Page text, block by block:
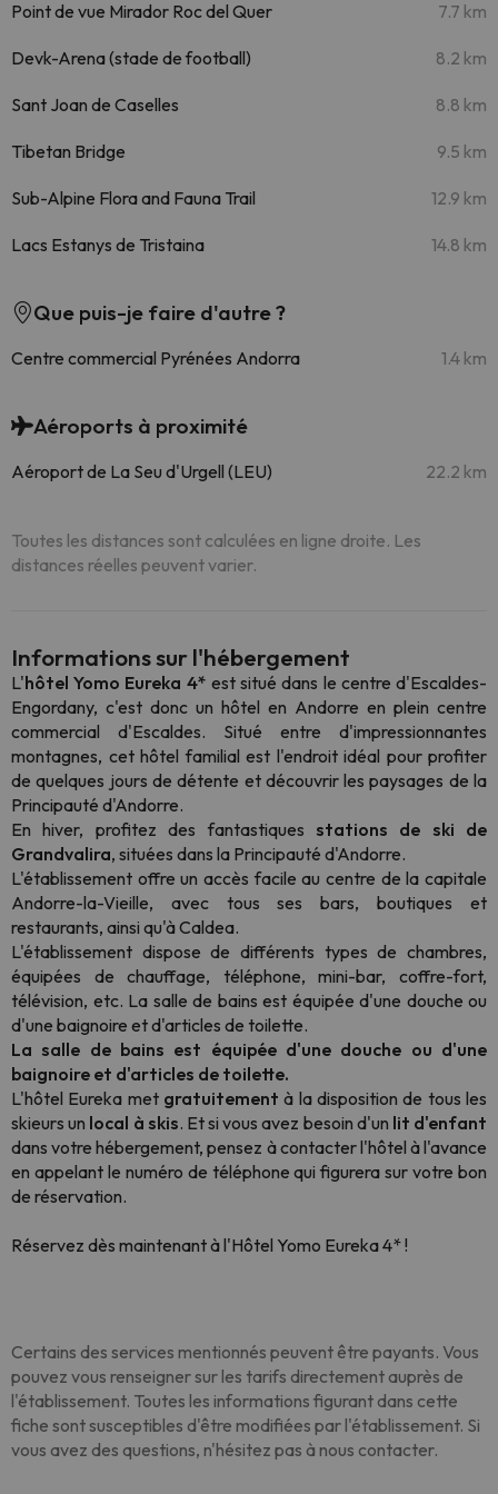
Point de vue Mirador Roc del Quer 7.7 km
Devk-Arena (stade de football) 8.2 km
Sant Joan de Caselles 8.8 km
Tibetan Bridge 9.5 km
Sub-Alpine Flora and Fauna Trail 12.9 km
Lacs Estanys de Tristaina 14.8 km
Que puis-je faire d'autre ?
Centre commercial Pyrénées Andorra 1.4 km
Aéroports à proximité
Aéroport de La Seu d'Urgell (LEU) 22.2 km
Toutes les distances sont calculées en ligne droite. Les
distances réelles peuvent varier.
Informations sur l'hébergement
L'hôtel Yomo Eureka 4* est situé dans le centre d'Escaldes-
Engordany, c'est donc un hôtel en Andorre en plein centre
commercial d'Escaldes. Situé entre d'impressionnantes
montagnes, cet hôtel familial est l'endroit idéal pour profiter
de quelques jours de détente et découvrir les paysages de la
Principauté d'Andorre.
En hiver, profitez des fantastiques stations de ski de
Grandvalira, situées dans la Principauté d'Andorre.
L'établissement offre un accès facile au centre de la capitale
Andorre-la-Vieille, avec tous ses bars, boutiques et
restaurants, ainsi qu'à Caldea.
L'établissement dispose de différents types de chambres,
équipées de chauffage, téléphone, mini-bar, coffre-fort,
télévision, etc. La salle de bains est équipée d'une douche ou
d'une baignoire et d'articles de toilette.
La salle de bains est équipée d'une douche ou d'une
baignoire et d'articles de toilette.
L'hôtel Eureka met gratuitement à la disposition de tous les
skieurs un local à skis. Et si vous avez besoin d'un lit d'enfant
dans votre hébergement, pensez à contacter l'hôtel à l'avance
en appelant le numéro de téléphone qui figurera sur votre bon
de réservation.
Réservez dès maintenant à l'Hôtel Yomo Eureka 4* !
Certains des services mentionnés peuvent être payants. Vous
pouvez vous renseigner sur les tarifs directement auprès de
l'établissement. Toutes les informations figurant dans cette
fiche sont susceptibles d'être modifiées par l'établissement. Si
vous avez des questions, n'hésitez pas à nous contacter.